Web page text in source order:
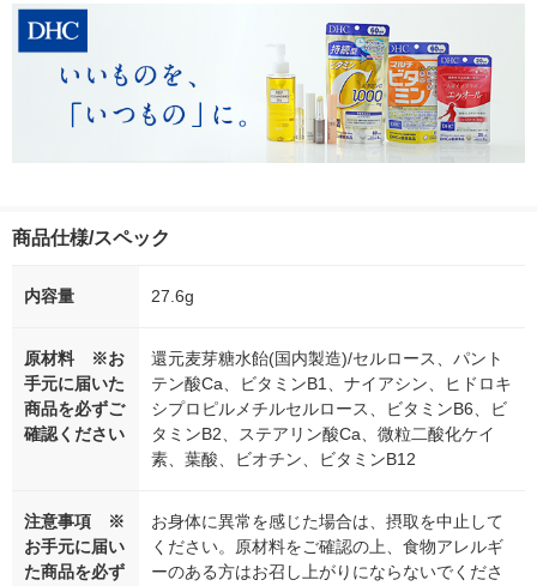
商品仕様/スペック
内容量 27.6g
原材料 ※お
手元に届いた
商品を必ずご
確認ください
還元麦芽糖水飴(国内製造)/セルロース、パント
テン酸Ca、ビタミンB1、ナイアシン、ヒドロキ
シプロピルメチルセルロース、ビタミンB6、ビ
タミンB2、ステアリン酸Ca、微粒二酸化ケイ
素、葉酸、ビオチン、ビタミンB12
注意事項 ※
お手元に届い
た商品を必ず
お身体に異常を感じた場合は、摂取を中止して
ください。原材料をご確認の上、食物アレルギ
ーのある方はお召し上がりにならないでくださ